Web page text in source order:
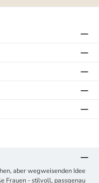
aber wegweisenden Idee
Frauen - stilvoll, passgenau